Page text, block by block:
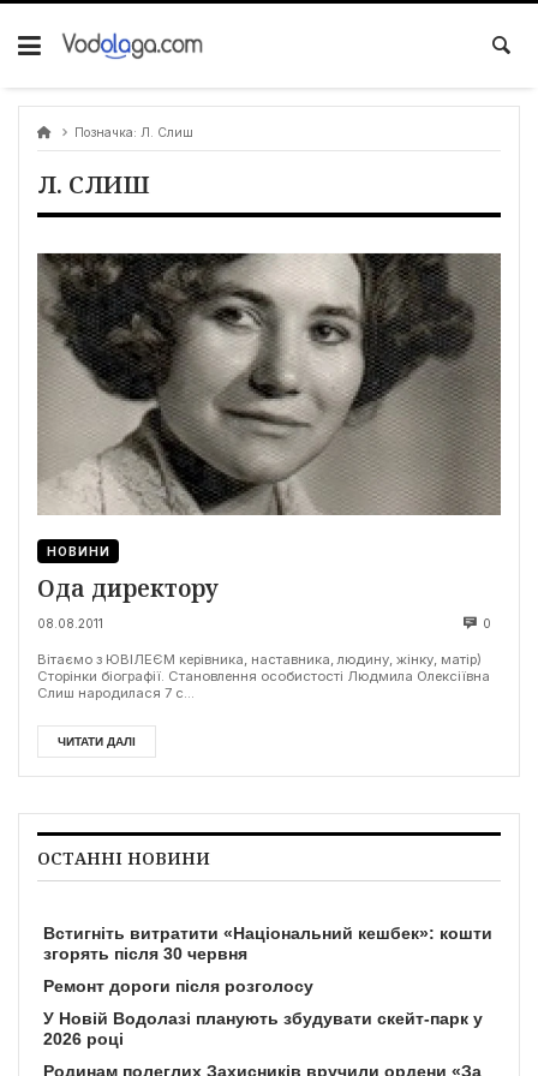
Позначка: Л. Слиш
Л. СЛИШ
НОВИНИ
Ода директору
08.08.2011 0
Вітаємо з ЮВІЛЕЄМ керівника, наставника, людину, жінку, матір)
Сторінки біографії. Становлення особистості Людмила Олексіївна
Слиш народилася 7 с...
ЧИТАТИ ДАЛІ
ОСТАННІ НОВИНИ
Встигніть витратити «Національний кешбек»: кошти
згорять після 30 червня
Ремонт дороги після розголосу
У Новій Водолазі планують збудувати скейт-парк у
2026 році
Родинам полеглих Захисників вручили ордени «За